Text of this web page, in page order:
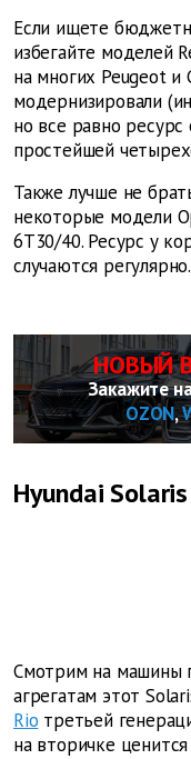
Если ищете
избегайте моделей
на многих Peugeot и
модернизировали
но все равно
простейшей
Также лучше не
некоторые модели
6Т30/40. Ресурс у
случаются регулярно.
НОВЫЙ
Закажите
OZON,
Hyundai Solaris
Смотрим на машины
агрегатам этот
Rio третьей
на вторичке